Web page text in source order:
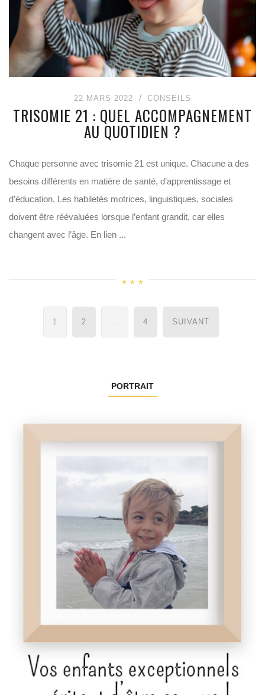
22 MARS 2022 CONSEILS
TRISOMIE 21 : QUEL ACCOMPAGNEMENT
AU QUOTIDIEN ?
Chaque personne avec trisomie 21 est unique. Chacune a des
besoins différents en matière de santé, d’apprentissage et
d’éducation. Les habiletés motrices, linguistiques, sociales
doivent être réévaluées lorsque l’enfant grandit, car elles
changent avec l’âge. En lien ...
Navigation
des
1 2 … 4 SUIVANT
PORTRAIT